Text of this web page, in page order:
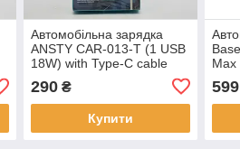
Автомобільна зарядка
ANSTY CAR-013-T (1 USB
18W) with Type-C cable
290₴
Купити
Max
599